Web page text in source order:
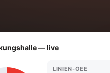
— live
LINIEN-OEE